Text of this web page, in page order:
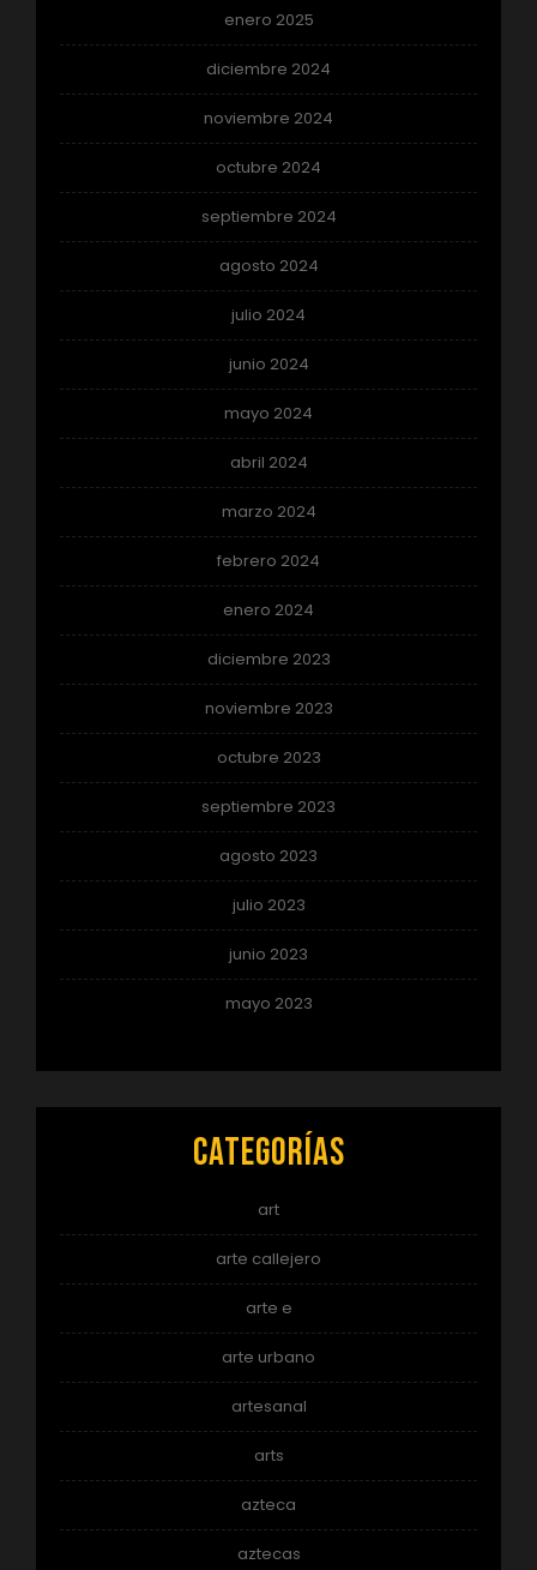
enero 2025
diciembre 2024
noviembre 2024
octubre 2024
septiembre 2024
agosto 2024
julio 2024
junio 2024
mayo 2024
abril 2024
marzo 2024
febrero 2024
enero 2024
diciembre 2023
noviembre 2023
octubre 2023
septiembre 2023
agosto 2023
julio 2023
junio 2023
mayo 2023
Categorías
art
arte callejero
arte e
arte urbano
artesanal
arts
azteca
aztecas